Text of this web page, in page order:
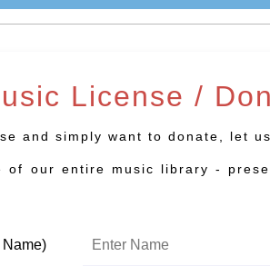
License /
and simply want to donate, let
our entire music library -